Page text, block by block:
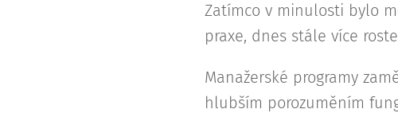
Zatímco v minulosti bylo
praxe, dnes stále více
Manažerské programy
hlubším porozuměním